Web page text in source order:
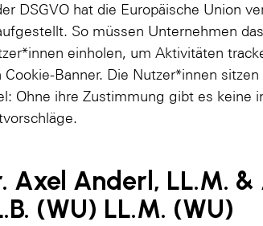
DSGVO hat die Europäische Union
So müssen Unternehmen
einholen, um Aktivitäten
Banner. Die Nutzer*innen
Ohne ihre Zustimmung gibt es keine
Axel Anderl, LL.M. &
(WU) LL.M. (WU)